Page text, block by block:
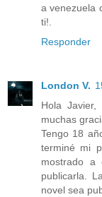
a venezuela
ti!.
Responder
London V.
Hola
muchas
Tengo 18
terminé mi
mostrado a
publicarla.
novel sea